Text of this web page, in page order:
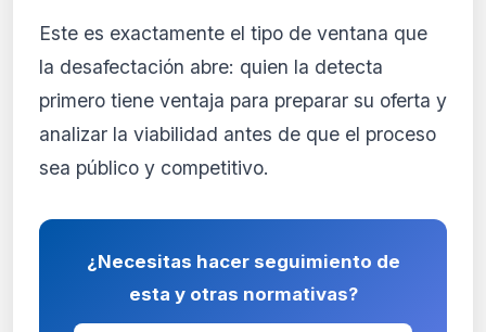
Este es exactamente el tipo de ventana que
la desafectación abre: quien la detecta
primero tiene ventaja para preparar su oferta y
analizar la viabilidad antes de que el proceso
sea público y competitivo.
¿Necesitas hacer seguimiento de
esta y otras normativas?